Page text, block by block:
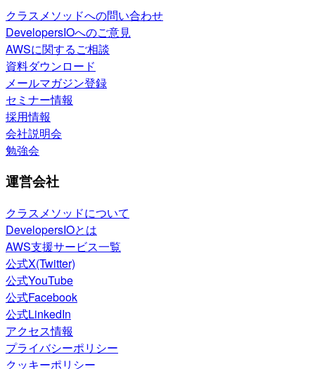
クラスメソッドへの問い合わせ
DevelopersIOへのご意見
AWSに関するご相談
資料ダウンロード
メールマガジン登録
セミナー情報
採用情報
会社説明会
勉強会
運営会社
クラスメソッドについて
DevelopersIOとは
AWS支援サービス一覧
公式X(Twitter)
公式YouTube
公式Facebook
公式LinkedIn
アクセス情報
プライバシーポリシー
クッキーポリシー